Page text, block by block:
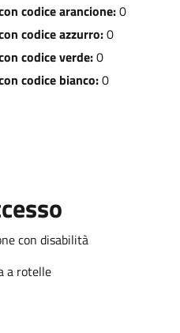
codice arancione:0
codice azzurro:0
codice verde:0
codice bianco:0
con disabilità
a rotelle